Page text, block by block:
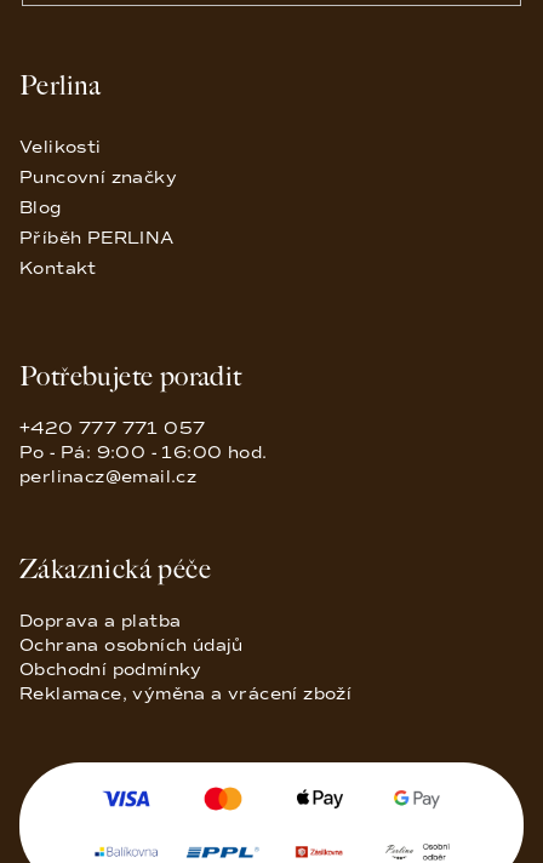
Perlina
Velikosti
Puncovní značky
Blog
Příběh PERLINA
Kontakt
Potřebujete poradit
+420 777 771 057
Po - Pá: 9:00 - 16:00 hod.
perlinacz@email.cz
Zákaznická péče
Doprava a platba
Ochrana osobních údajů
Obchodní podmínky
Reklamace, výměna a vrácení zboží